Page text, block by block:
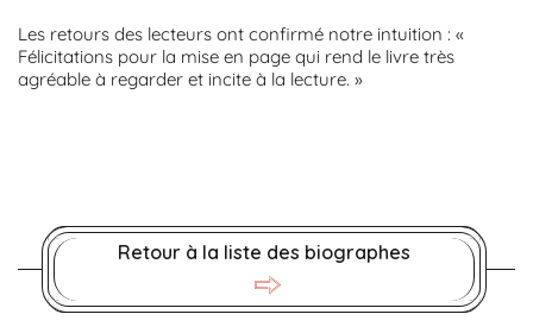
Les retours des lecteurs ont confirmé notre intuition : «
Félicitations pour la mise en page qui rend le livre très
agréable à regarder et incite à la lecture. »
Retour à la liste des biographes